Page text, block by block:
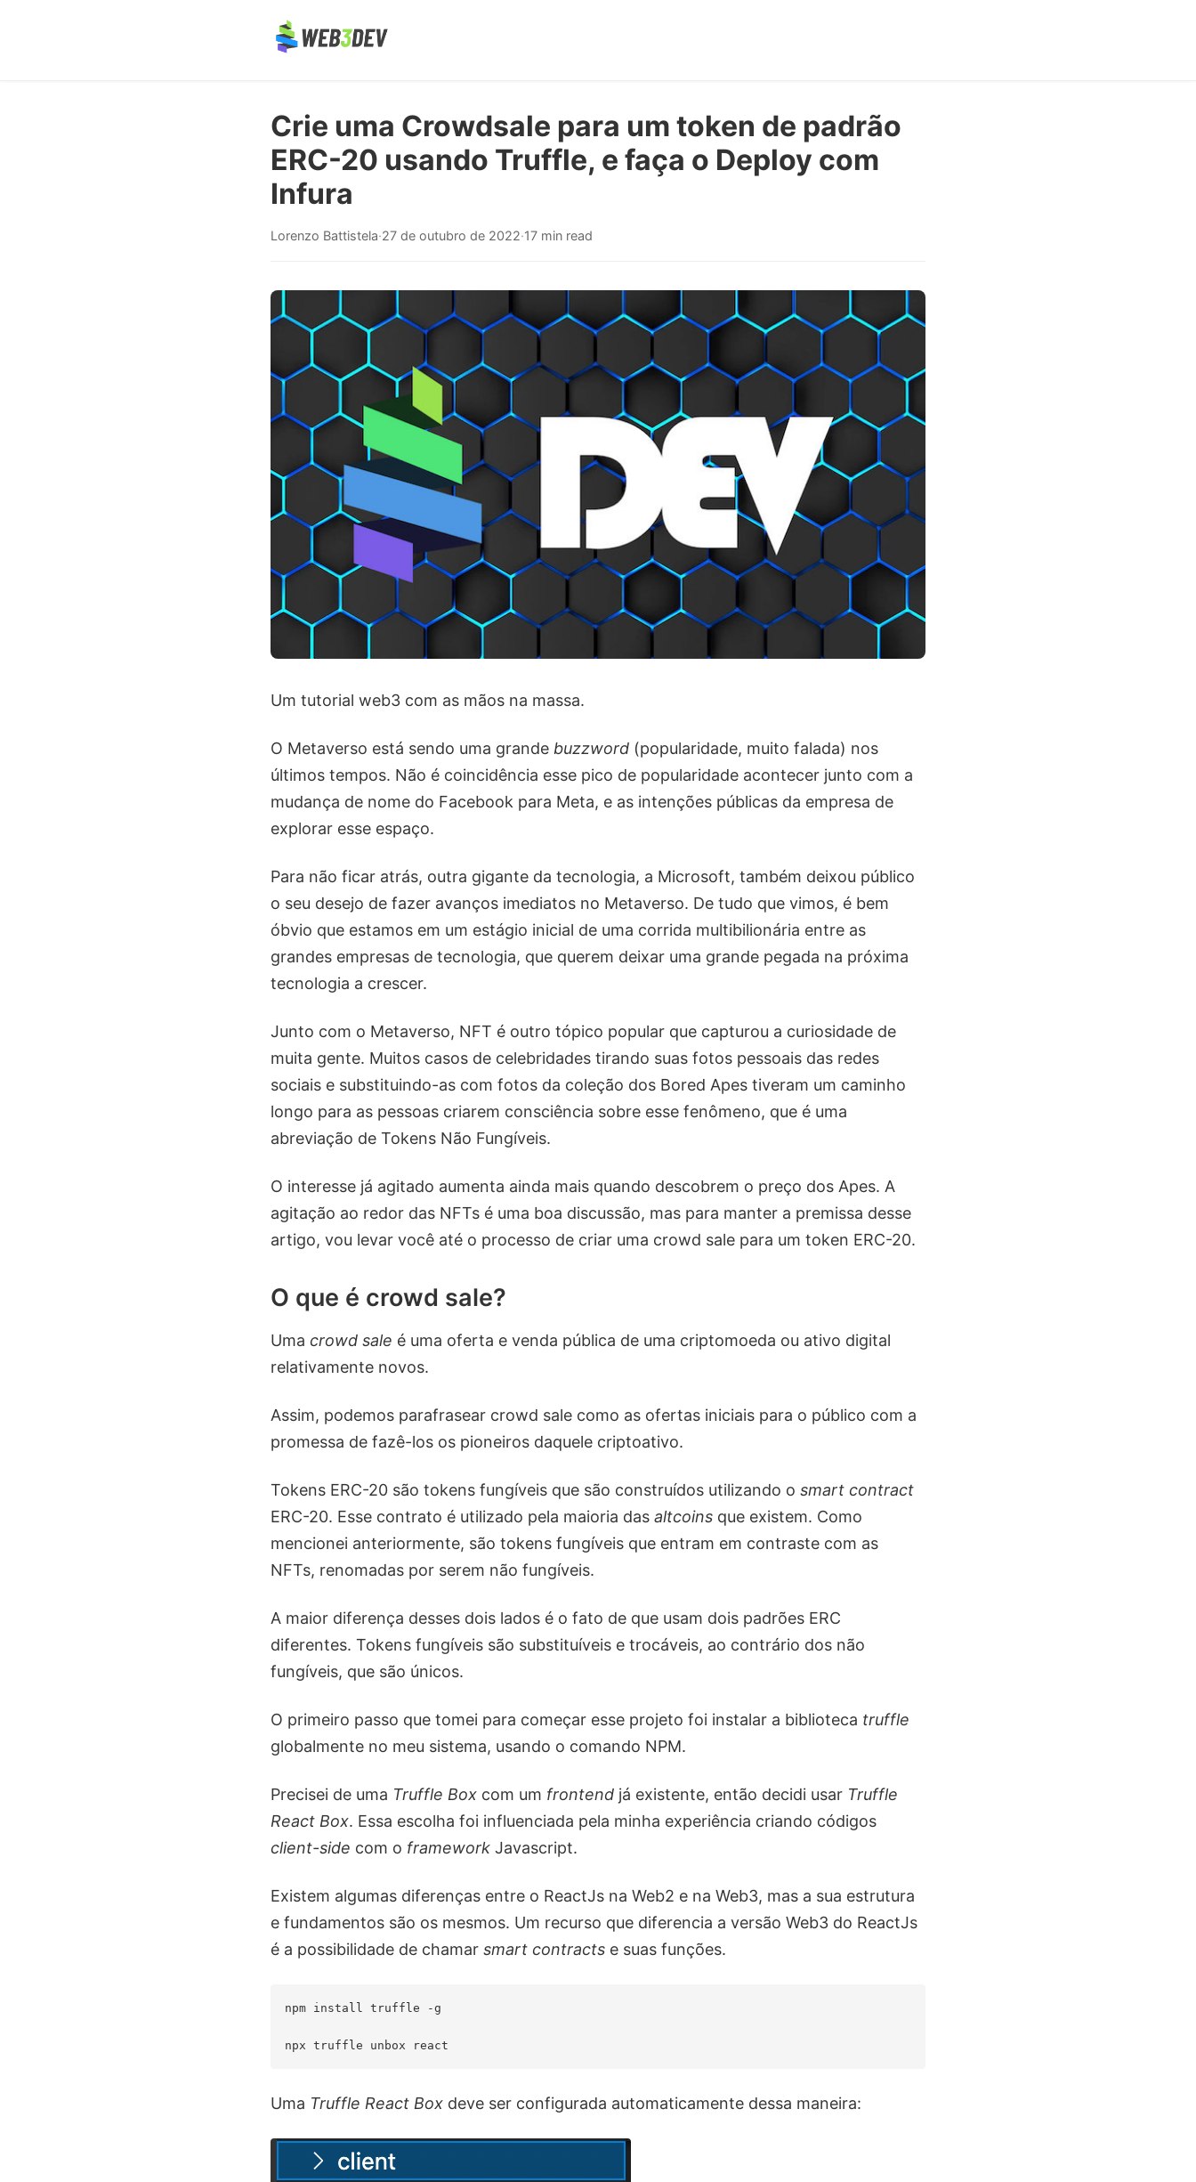
Crie uma Crowdsale para um token de padrão
ERC-20 usando Truffle, e faça o Deploy com
Infura
Lorenzo Battistela·27 de outubro de 2022·17 min read
Um tutorial web3 com as mãos na massa.
O Metaverso está sendo uma grande buzzword (popularidade, muito falada) nos
últimos tempos. Não é coincidência esse pico de popularidade acontecer junto com a
mudança de nome do Facebook para Meta, e as intenções públicas da empresa de
explorar esse espaço.
Para não ficar atrás, outra gigante da tecnologia, a Microsoft, também deixou público
o seu desejo de fazer avanços imediatos no Metaverso. De tudo que vimos, é bem
óbvio que estamos em um estágio inicial de uma corrida multibilionária entre as
grandes empresas de tecnologia, que querem deixar uma grande pegada na próxima
tecnologia a crescer.
Junto com o Metaverso, NFT é outro tópico popular que capturou a curiosidade de
muita gente. Muitos casos de celebridades tirando suas fotos pessoais das redes
sociais e substituindo-as com fotos da coleção dos Bored Apes tiveram um caminho
longo para as pessoas criarem consciência sobre esse fenômeno, que é uma
abreviação de Tokens Não Fungíveis.
O interesse já agitado aumenta ainda mais quando descobrem o preço dos Apes. A
agitação ao redor das NFTs é uma boa discussão, mas para manter a premissa desse
artigo, vou levar você até o processo de criar uma crowd sale para um token ERC-20.
O que é crowd sale?
Uma crowd sale é uma oferta e venda pública de uma criptomoeda ou ativo digital
relativamente novos.
Assim, podemos parafrasear crowd sale como as ofertas iniciais para o público com a
promessa de fazê-los os pioneiros daquele criptoativo.
Tokens ERC-20 são tokens fungíveis que são construídos utilizando o smart contract
ERC-20. Esse contrato é utilizado pela maioria das altcoins que existem. Como
mencionei anteriormente, são tokens fungíveis que entram em contraste com as
NFTs, renomadas por serem não fungíveis.
A maior diferença desses dois lados é o fato de que usam dois padrões ERC
diferentes. Tokens fungíveis são substituíveis e trocáveis, ao contrário dos não
fungíveis, que são únicos.
O primeiro passo que tomei para começar esse projeto foi instalar a biblioteca truffle
globalmente no meu sistema, usando o comando NPM.
Precisei de uma Truffle Box com um frontend já existente, então decidi usar Truffle
React Box. Essa escolha foi influenciada pela minha experiência criando códigos
client-side com o framework Javascript.
Existem algumas diferenças entre o ReactJs na Web2 e na Web3, mas a sua estrutura
e fundamentos são os mesmos. Um recurso que diferencia a versão Web3 do ReactJs
é a possibilidade de chamar smart contracts e suas funções.
npm install truffle -g
Uma Truffle React Box deve ser configurada automaticamente dessa maneira: